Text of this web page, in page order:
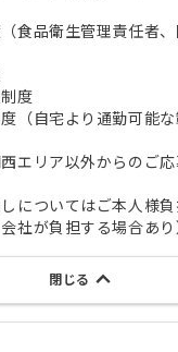
食品衛生管理責任者
度
（自宅より通勤可能な
エリア以外からのご
についてはご本人様負
社が負担する場合あり
閉じる